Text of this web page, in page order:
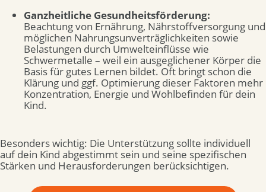
Ganzheitliche Gesundheitsförderung:
Beachtung von Ernährung, Nährstoffversorgung und
möglichen Nahrungsunverträglichkeiten sowie
Belastungen durch Umwelteinflüsse wie
Schwermetalle – weil ein ausgeglichener Körper die
Basis für gutes Lernen bildet. Oft bringt schon die
Klärung und ggf. Optimierung dieser Faktoren mehr
Konzentration, Energie und Wohlbefinden für dein
Kind.
Besonders wichtig: Die Unterstützung sollte individuell
auf dein Kind abgestimmt sein und seine spezifischen
Stärken und Herausforderungen berücksichtigen.